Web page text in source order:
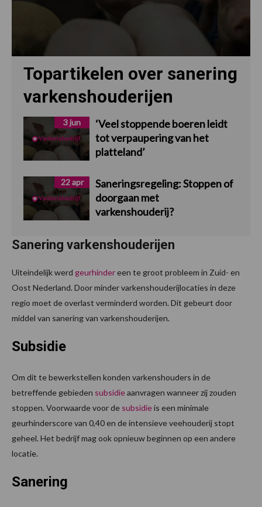
Topartikelen over sanering
varkenshouderijen
3 jun
‘Veel stoppende boeren leidt
tot verpaupering van het
platteland’
22 apr
Saneringsregeling: Stoppen of
doorgaan met
varkenshouderij?
Sanering varkenshouderijen
Uiteindelijk werd geurhindereen te groot probleem in Zuid- en
Oost Nederland. Door minder varkenshouderijlocaties in deze
regio moet de overlast verminderd worden. Dit gebeurt door
middel van sanering van varkenshouderijen.
Subsidie
Om dit te bewerkstellen konden varkenshouders in de
betreffende gebieden subsidieaanvragen wanneer zij zouden
stoppen. Voorwaarde voor de subsidieis een minimale
geurhinderscore van 0,40 en de intensieve veehouderij stopt
geheel. Het bedrijf mag ook opnieuw beginnen op een andere
locatie.
Sanering